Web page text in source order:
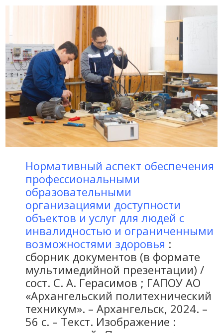
Нормативный аспект обеспечения
профессиональными
образовательными
организациями доступности
объектов и услуг для людей с
инвалидностью и ограниченными
возможностями здоровья :
сборник документов (в формате
мультимедийной презентации) /
сост. С. А. Герасимов ; ГАПОУ АО
«Архангельский политехнический
техникум». – Архангельск, 2024. –
56 с. – Текст. Изображение :